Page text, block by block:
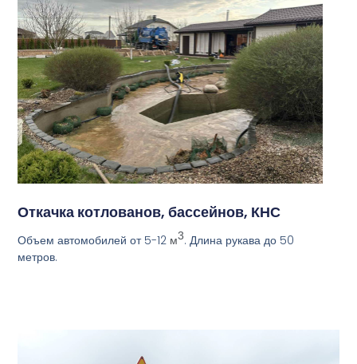
Откачка котлованов, бассейнов, КНС
Объем автомобилей от 5-12 м3. Длина рукава до 50
метров.